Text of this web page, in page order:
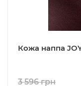
Кожа наппа
3 596 грн